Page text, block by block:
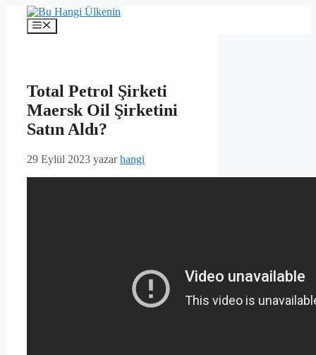
İçeriğe
Menü
Total Petrol Şirketi
Maersk Oil Şirketini
Satın Aldı?
29 Eylül 2023 yazarhangi